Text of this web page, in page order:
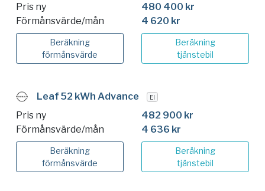
Pris ny
480 400 kr
Förmånsvärde/mån
4 620 kr
Beräkning
förmånsvärde
Beräkning
tjänstebil
Leaf 52 kWh Advance El
Pris ny
482 900 kr
Förmånsvärde/mån
4 636 kr
Beräkning
förmånsvärde
Beräkning
tjänstebil